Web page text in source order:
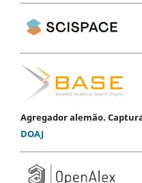
Agregador alemão.
DOAJ